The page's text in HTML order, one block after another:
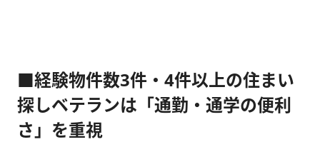
■経験物件数3件・4件以上の住まい
探しベテランは「通勤・通学の便利
さ」を重視